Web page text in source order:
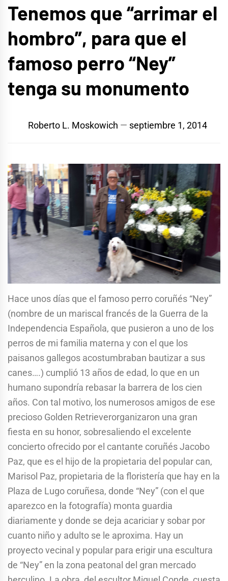
Tenemos que “arrimar el
hombro”, para que el
famoso perro “Ney”
tenga su monumento
Roberto L. Moskowich septiembre 1, 2014
Hace unos días que el famoso perro coruñés “Ney”
(nombre de un mariscal francés de la Guerra de la
Independencia Española, que pusieron a uno de los
perros de mi familia materna y con el que los
paisanos gallegos acostumbraban bautizar a sus
canes….) cumplió 13 años de edad, lo que en un
humano supondría rebasar la barrera de los cien
años. Con tal motivo, los numerosos amigos de ese
precioso Golden Retrieverorganizaron una gran
fiesta en su honor, sobresaliendo el excelente
concierto ofrecido por el cantante coruñés Jacobo
Paz, que es el hijo de la propietaria del popular can,
Marisol Paz, propietaria de la floristería que hay en la
Plaza de Lugo coruñesa, donde “Ney” (con el que
aparezco en la fotografía) monta guardia
diariamente y donde se deja acariciar y sobar por
cuanto niño y adulto se le aproxima. Hay un
proyecto vecinal y popular para erigir una escultura
de “Ney” en la zona peatonal del gran mercado